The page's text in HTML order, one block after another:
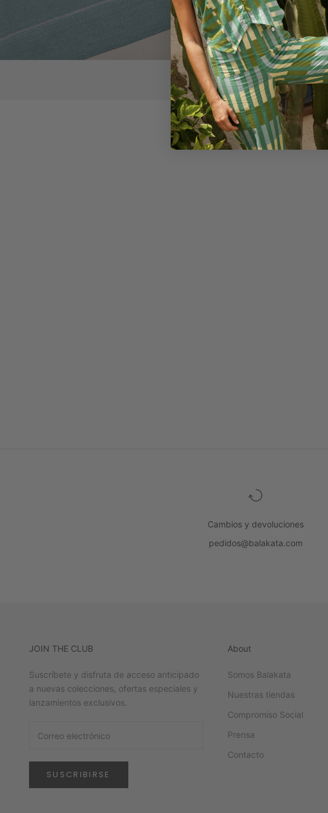
Cambios y devoluciones
pedidos@balakata.com
JOIN THE CLUB
Suscríbete y disfruta de acceso anticipado
a nuevas colecciones, ofertas especiales y
lanzamientos exclusivos.
SUSCRIBIRSE
About
Somos Balakata
Nuestras tiendas
Compromiso Social
Prensa
Contacto